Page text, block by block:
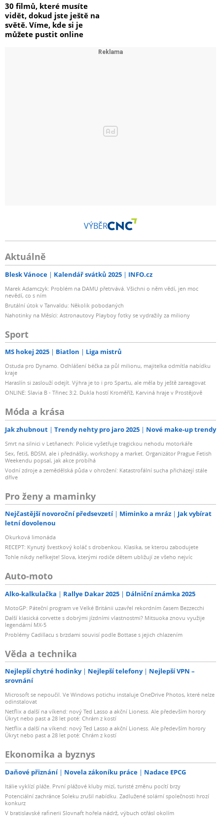
30 filmů, které musíte
vidět, dokud jste ještě na
světě. Víme, kde si je
můžete pustit online
VÝBĚR
Aktuálně
Blesk Vánoce Kalendář svátků 2025 INFO.cz
Marek Adamczyk: Problém na DAMU přetrvává. Všichni o něm vědí, jen moc
nevědí, co s ním
Brutální útok v Tanvaldu: Několik pobodaných
Nahotinky na Měsíci: Astronautovy Playboy fotky se vydražily za miliony
Sport
MS hokej 2025 Biatlon Liga mistrů
Ostuda pro Dynamo. Odhlášení béčka za půl milionu, majitelka odmítla nabídku
kraje
Haraslín si zaslouží odejít. Výhra je to i pro Spartu, ale měla by ještě zareagovat
ONLINE: Slavia B - Třinec 3:2. Dukla hostí Kroměříž, Karviná hraje v Prostějově
Móda a krása
Jak zhubnout Trendy nehty pro jaro 2025 Nové make-up trendy
Smrt na silnici v Letňanech: Policie vyšetřuje tragickou nehodu motorkáře
Sex, fetiš, BDSM, ale i přednášky, workshopy a market. Organizátor Prague Fetish
Weekendu popsal, jak akce probíhá
Vodní zdroje a zemědělská půda v ohrožení: Katastrofální sucha přicházejí stále
dříve
Pro ženy a maminky
Nejčastější novoroční předsevzetí Miminko a mráz
Jak vybírat
letní dovolenou
Okurková limonáda
RECEPT: Kynutý švestkový koláč s drobenkou. Klasika, se kterou zabodujete
Tohle nikdy neříkejte! Slova, kterými rodiče dětem ubližují ze všeho nejvíc
Auto-moto
Alko-kalkulačka Rallye Dakar 2025 Dálniční známka 2025
MotoGP: Páteční program ve Velké Británii uzavřel rekordním časem Bezzecchi
Další klasická corvette s dobrými jízdními vlastnostmi? Mitsuoka znovu využije
legendární MX-5
Problémy Cadillacu s brzdami souvisí podle Bottase s jejich chlazením
Věda a technika
Nejlepší chytré hodinky Nejlepší telefony
Nejlepší VPN –
srovnání
Microsoft se nepoučil. Ve Windows potichu instaluje OneDrive Photos, které nelze
odinstalovat
Netflix a další na víkend: nový Ted Lasso a akční Lioness. Ale především horory
Úkryt nebo past a 28 let poté: Chrám z kostí
Netflix a další na víkend: nový Ted Lasso a akční Lioness. Ale především horory
Úkryt nebo past a 28 let poté: Chrám z kostí
Ekonomika a byznys
Daňové přiznání Novela zákoníku práce Nadace EPCG
Itálie vyklízí pláže. První plážové kluby mizí, turisté změnu pocítí brzy
Potenciální zachránce Soleku zrušil nabídku. Zadlužené solární společnosti hrozí
konkurz
V bratislavské rafinerii Slovnaft hořela nádrž, výbuch otřásl okolím